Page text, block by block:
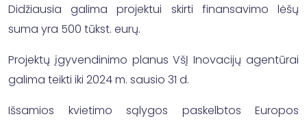
Didžiausia galima projektui skirti finansavimo lėšų
suma yra 500 tūkst. eurų.
Projektų įgyvendinimo planus VšĮ Inovacijų agentūrai
galima teikti iki 2024 m. sausio 31 d.
Išsamios kvietimo sąlygos paskelbtos Europos